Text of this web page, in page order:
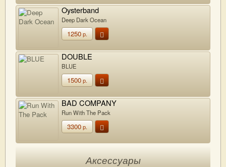
Oysterband
Deep Dark Ocean
1250р.
DOUBLE
BLUE
1500р.
BAD COMPANY
Run With The Pack
3300р.
Аксессуары